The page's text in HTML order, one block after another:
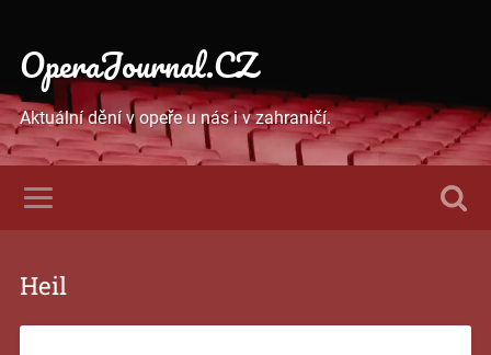
OperaJournal.CZ
Aktuální dění v opeře u nás i v zahraničí.
Heil